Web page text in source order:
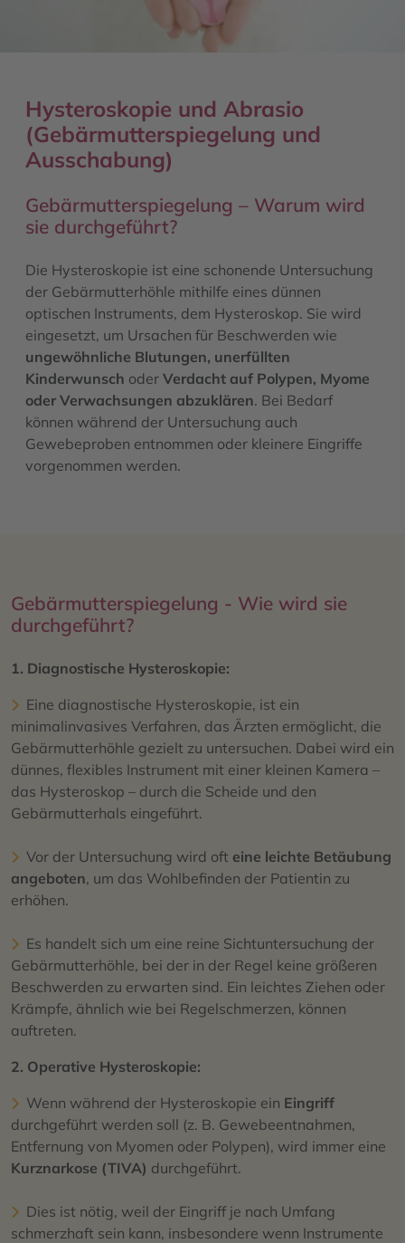
Hysteroskopie und Abrasio
(Gebärmutterspiegelung und
Ausschabung)
Gebärmutterspiegelung – Warum wird
sie durchgeführt?
Die Hysteroskopie ist eine schonende Untersuchung
der Gebärmutterhöhle mithilfe eines dünnen
optischen Instruments, dem Hysteroskop. Sie wird
eingesetzt, um Ursachen für Beschwerden wie
ungewöhnliche Blutungen, unerfüllten
Kinderwunsch oder Verdacht auf Polypen, Myome
oder Verwachsungen abzuklären. Bei Bedarf
können während der Untersuchung auch
Gewebeproben entnommen oder kleinere Eingriffe
vorgenommen werden.
Gebärmutterspiegelung - Wie wird sie
durchgeführt?
1. Diagnostische Hysteroskopie:
Eine diagnostische Hysteroskopie, ist ein
minimalinvasives Verfahren, das Ärzten ermöglicht, die
Gebärmutterhöhle gezielt zu untersuchen. Dabei wird ein
dünnes, flexibles Instrument mit einer kleinen Kamera –
das Hysteroskop – durch die Scheide und den
Gebärmutterhals eingeführt.
Vor der Untersuchung wird oft eine leichte Betäubung
angeboten, um das Wohlbefinden der Patientin zu
erhöhen.
Es handelt sich um eine reine Sichtuntersuchung der
Gebärmutterhöhle, bei der in der Regel keine größeren
Beschwerden zu erwarten sind. Ein leichtes Ziehen oder
Krämpfe, ähnlich wie bei Regelschmerzen, können
auftreten.
2. Operative Hysteroskopie:
Wenn während der Hysteroskopie ein Eingriff
durchgeführt werden soll (z. B. Gewebeentnahmen,
Entfernung von Myomen oder Polypen), wird immer eine
Kurznarkose (TIVA) durchgeführt.
Dies ist nötig, weil der Eingriff je nach Umfang
schmerzhaft sein kann, insbesondere wenn Instrumente